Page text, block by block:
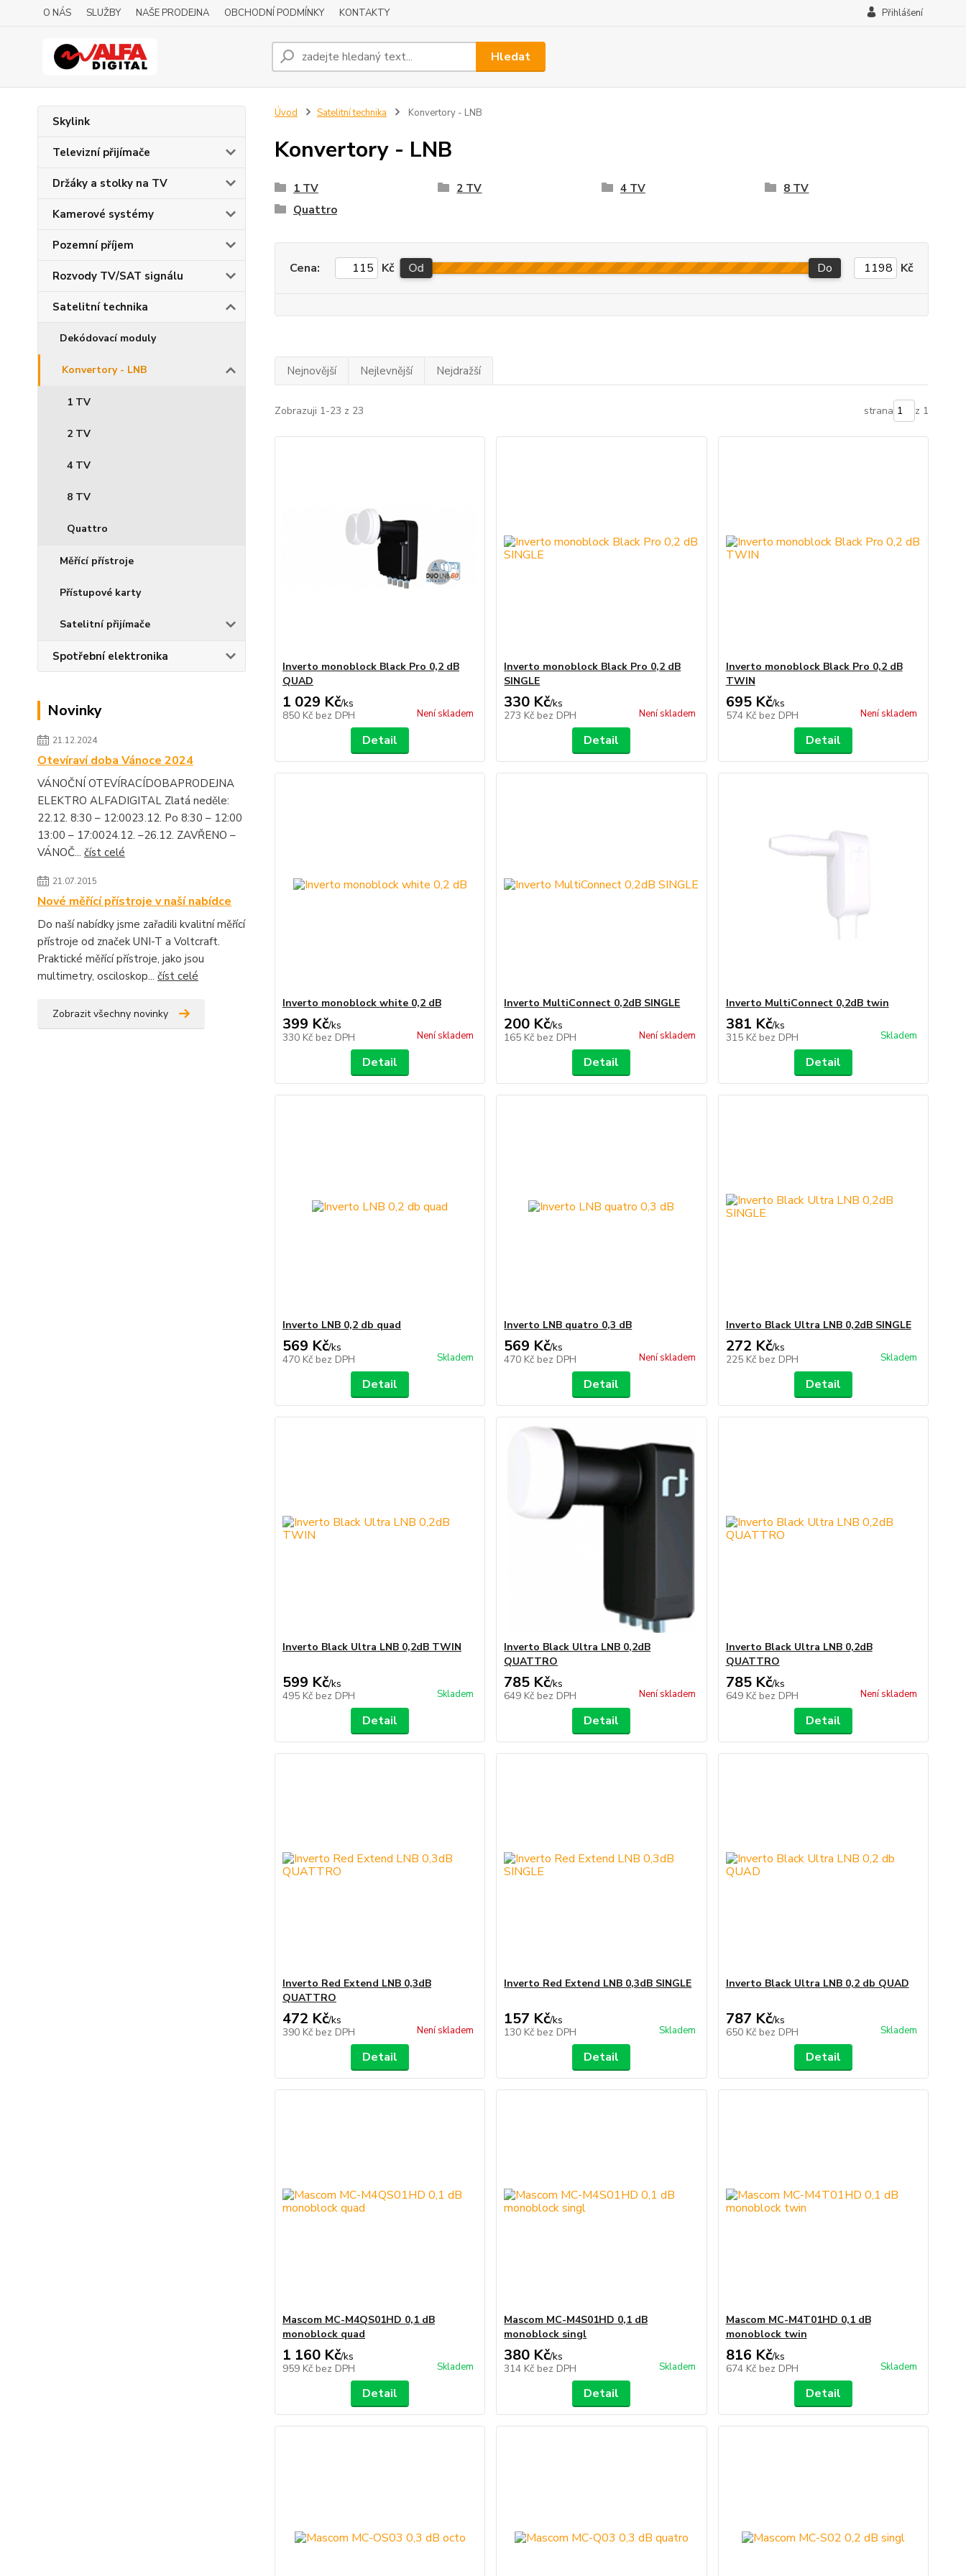
O NÁS SLUŽBY NAŠE PRODEJNA OBCHODNÍ PODMÍNKY KONTAKTY Přihlášení
Hledat
Skylink
Televizní přijímače
Držáky a stolky na TV
Kamerové systémy
Pozemní příjem
Rozvody TV/SAT signálu
Satelitní technika
Dekódovací moduly
Konvertory - LNB
1 TV
2 TV
4 TV
8 TV
Quattro
Měřící přístroje
Přístupové karty
Satelitní přijímače
Spotřební elektronika
Novinky
21.12.2024
Otevíraví doba Vánoce 2024
VÁNOČNÍ OTEVÍRACÍDOBAPRODEJNA
ELEKTRO ALFADIGITAL Zlatá neděle:
22.12. 8:30 – 12:0023.12. Po 8:30 – 12:00
13:00 – 17:0024.12. –26.12. ZAVŘENO –
VÁNOČ... číst celé
21.07.2015
Nové měřící přístroje v naší nabídce
Do naší nabídky jsme zařadili kvalitní měřící
přístroje od značek UNI-T a Voltcraft.
Praktické měřící přístroje, jako jsou
multimetry, osciloskop... číst celé
Zobrazit všechny novinky
Úvod Satelitní technika Konvertory - LNB
Konvertory - LNB
1 TV 2 TV 4 TV
8 TV
Quattro
Cena: Kč Od Do Kč
Nejnovější Nejlevnější Nejdražší
Zobrazuji 1-23 z 23 strana z 1
Inverto monoblock Black Pro 0,2 dB
QUAD
1 029 Kč/ks
850 Kč bez DPH Není skladem
Detail
Inverto monoblock Black Pro 0,2 dB
SINGLE
330 Kč/ks
273 Kč bez DPH Není skladem
Detail
Inverto monoblock Black Pro 0,2 dB
TWIN
695 Kč/ks
574 Kč bez DPH Není skladem
Detail
Inverto monoblock white 0,2 dB
399 Kč/ks
330 Kč bez DPH Není skladem
Detail
Inverto MultiConnect 0,2dB SINGLE
200 Kč/ks
165 Kč bez DPH Není skladem
Detail
Inverto MultiConnect 0,2dB twin
381 Kč/ks
315 Kč bez DPH Skladem
Detail
Inverto LNB 0,2 db quad
569 Kč/ks
470 Kč bez DPH Skladem
Detail
Inverto LNB quatro 0,3 dB
569 Kč/ks
470 Kč bez DPH Není skladem
Detail
Inverto Black Ultra LNB 0,2dB SINGLE
272 Kč/ks
225 Kč bez DPH Skladem
Detail
Inverto Black Ultra LNB 0,2dB TWIN
599 Kč/ks
495 Kč bez DPH Skladem
Detail
Inverto Black Ultra LNB 0,2dB
QUATTRO
785 Kč/ks
649 Kč bez DPH Není skladem
Detail
Inverto Black Ultra LNB 0,2dB
QUATTRO
785 Kč/ks
649 Kč bez DPH Není skladem
Detail
Inverto Red Extend LNB 0,3dB
QUATTRO
472 Kč/ks
390 Kč bez DPH Není skladem
Detail
Inverto Red Extend LNB 0,3dB SINGLE
157 Kč/ks
130 Kč bez DPH Skladem
Detail
Inverto Black Ultra LNB 0,2 db QUAD
787 Kč/ks
650 Kč bez DPH Skladem
Detail
Mascom MC-M4QS01HD 0,1 dB
monoblock quad
1 160 Kč/ks
959 Kč bez DPH Skladem
Detail
Mascom MC-M4S01HD 0,1 dB
monoblock singl
380 Kč/ks
314 Kč bez DPH Skladem
Detail
Mascom MC-M4T01HD 0,1 dB
monoblock twin
816 Kč/ks
674 Kč bez DPH Skladem
Detail